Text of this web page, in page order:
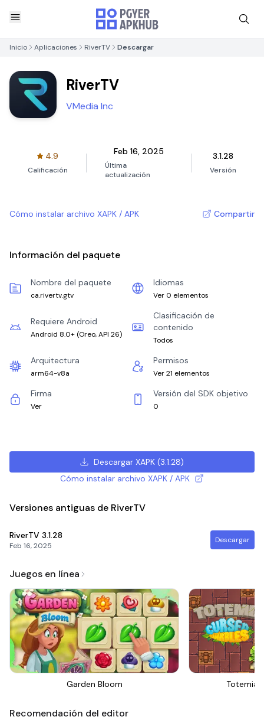
Inicio Aplicaciones RiverTV Descargar
RiverTV
VMedia Inc
4.9
Calificación
Feb 16, 2025
Última
actualización
3.1.28
Versión
Cómo instalar archivo XAPK / APK Compartir
Información del paquete
Nombre del paquete
ca.rivertv.gtv
Idiomas
Ver 0 elementos
Requiere Android
Android 8.0+ (Oreo, API 26)
Clasificación de
contenido
Todos
Arquitectura
arm64-v8a
Permisos
Ver 21 elementos
Firma
Ver
Versión del SDK objetivo
0
Descargar XAPK (3.1.28)
Cómo instalar archivo XAPK / APK
Versiones antiguas de RiverTV
RiverTV 3.1.28
Feb 16, 2025
Descargar
Juegos en línea
Garden Bloom Totemia
Recomendación del editor